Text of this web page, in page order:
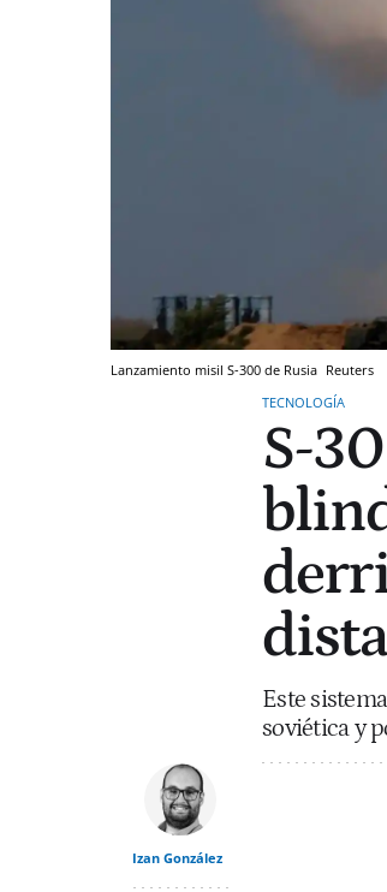
Lanzamiento misil S-300 de Rusia Reuters
TECNOLOGÍA
S-
Este
soviética y
Izan González